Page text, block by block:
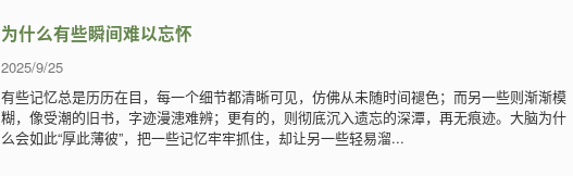
为什么有些瞬间难以忘怀
2025/9/25
有些记忆总是历历在目，每一个细节都清晰可见，仿佛从未随时间褪色；而另一些则渐渐模
糊，像受潮的旧书，字迹漫漶难辨；更有的，则彻底沉入遗忘的深潭，再无痕迹。大脑为什
么会如此“厚此薄彼”，把一些记忆牢牢抓住，却让另一些轻易溜...